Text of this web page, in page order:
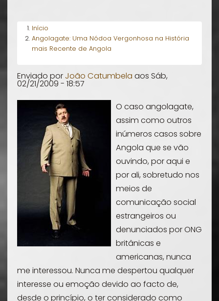
Início
Angolagate: Uma Nódoa Vergonhosa na História
mais Recente de Angola
Enviado por João Catumbela aos Sáb,
02/21/2009 - 18:57
O caso angolagate,
assim como outros
inúmeros casos sobre
Angola que se vão
ouvindo, por aqui e
por ali, sobretudo nos
meios de
comunicação social
estrangeiros ou
denunciados por ONG
britânicas e
americanas, nunca
me interessou. Nunca me despertou qualquer
interesse ou emoção devido ao facto de,
desde o princípio, o ter considerado como